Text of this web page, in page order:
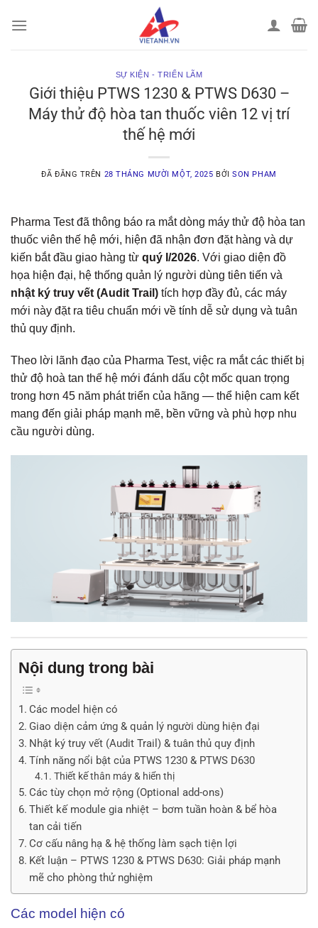
đến
SỰ KIỆN - TRIỂN LÃM
Giới thiệu PTWS 1230 & PTWS D630 –
Máy thử độ hòa tan thuốc viên 12 vị trí
thế hệ mới
ĐÃ ĐĂNG TRÊN 28 THÁNG MƯỜI MỘT, 2025 BỞISON PHAM
Pharma Test đã thông báo ra mắt dòng máy thử độ hòa tan
thuốc viên thế hệ mới, hiện đã nhận đơn đặt hàng và dự
kiến bắt đầu giao hàng từ quý I/2026. Với giao diện đồ
họa hiện đại, hệ thống quản lý người dùng tiên tiến và
nhật ký truy vết (Audit Trail) tích hợp đầy đủ, các máy
mới này đặt ra tiêu chuẩn mới về tính dễ sử dụng và tuân
thủ quy định.
Theo lời lãnh đạo của Pharma Test, việc ra mắt các thiết bị
thử độ hoà tan thế hệ mới đánh dấu cột mốc quan trọng
trong hơn 45 năm phát triển của hãng — thể hiện cam kết
mang đến giải pháp mạnh mẽ, bền vững và phù hợp nhu
cầu người dùng.
Nội dung trong bài
Các model hiện có
Giao diện cảm ứng & quản lý người dùng hiện đại
Nhật ký truy vết (Audit Trail) & tuân thủ quy định
Tính năng nổi bật của PTWS 1230 & PTWS D630
Thiết kế thân máy & hiển thị
Các tùy chọn mở rộng (Optional add-ons)
Thiết kế module gia nhiệt – bơm tuần hoàn & bể hòa
tan cải tiến
Cơ cấu nâng hạ & hệ thống làm sạch tiện lợi
Kết luận – PTWS 1230 & PTWS D630: Giải pháp mạnh
mẽ cho phòng thử nghiệm
Các model hiện có